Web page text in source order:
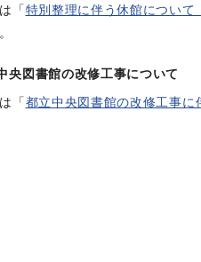
「特別整理に伴う休館について
央図書館の改修工事について
「都立中央図書館の改修工事